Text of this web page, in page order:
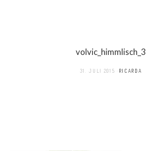
volvic_himmlisch_3
31. JULI 2015 RICARDA